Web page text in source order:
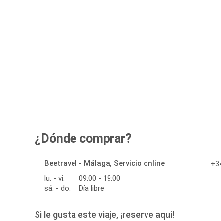
¿Dónde comprar?
Beetravel - Málaga, Servicio online
lu. - vi.
09:00 - 19:00
sá. - do.
Día libre
Si le gusta este viaje, ¡reserve aqui!